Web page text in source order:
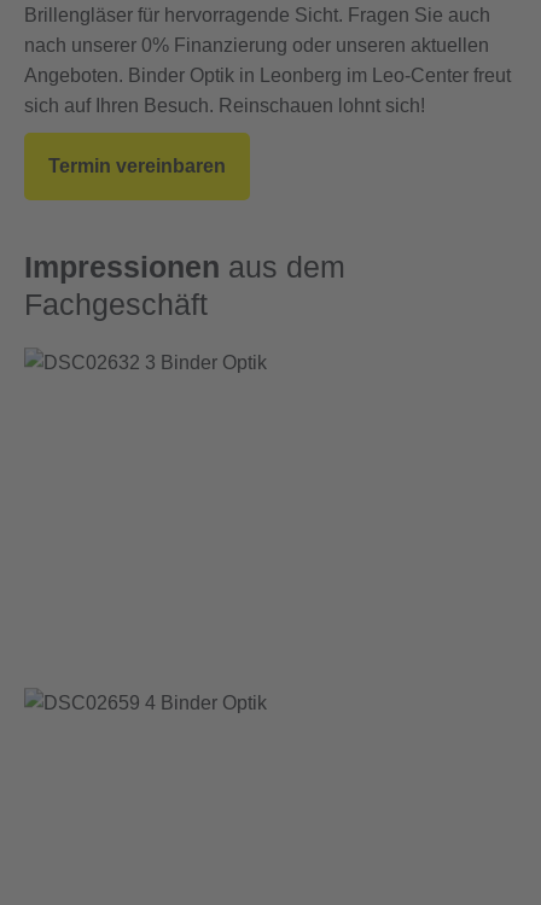
Brillengläser für hervorragende Sicht. Fragen Sie auch
nach unserer 0% Finanzierung oder unseren aktuellen
Angeboten. Binder Optik in Leonberg im Leo-Center freut
sich auf Ihren Besuch. Reinschauen lohnt sich!
Termin vereinbaren
Impressionen aus dem
Fachgeschäft